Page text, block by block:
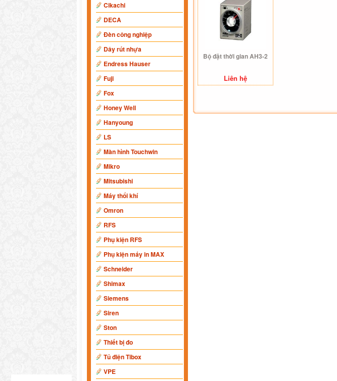
Cikachi
DECA
Đèn công nghiệp
Dây rút nhựa
Endress Hauser
Fuji
Fox
Honey Well
Hanyoung
LS
Màn hình Touchwin
Mikro
Mitsubishi
Máy thổi khí
Omron
RFS
Phụ kiện RFS
Phụ kiện máy in MAX
Schneider
Shimax
Siemens
Siren
Ston
Thiết bị đo
Tủ điện Tibox
VPE
Bộ đặt thời gian AH3-2
Liên hệ